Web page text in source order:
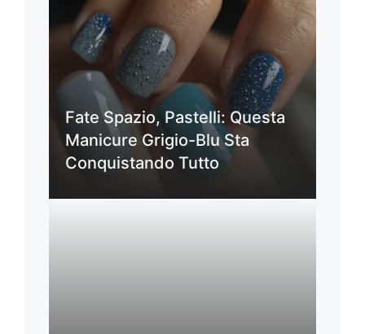
Fate Spazio, Pastelli: Questa
Manicure Grigio-Blu Sta
Conquistando Tutto